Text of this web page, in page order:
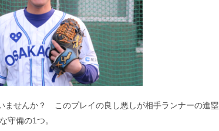
ませんか？ このプレイの良し悪しが相手ランナーの進塁
守備の1つ。